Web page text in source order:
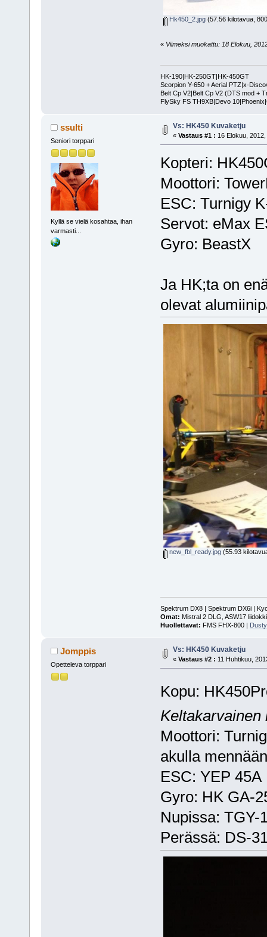
Hk450_2.jpg(57.56 kilotavua,
« Viimeksi muokattu: 18 Elokuu,
HK-190|HK-250GT|HK-450GT
Scorpion Y-650 + Aerial PTZ|x-
Belt Cp V2|Belt Cp V2 (DTS mod +
FlySky FS TH9XB|Devo
ssulti
Seniori torppari
Kyllä se vielä kosahtaa, ihan
varmasti...
Vs: HK450 Kuvaketju
« Vastaus #1 : 16 Elokuu,
Kopteri:
Moottori:
ESC: Turnigy
Servot: eMax
Gyro: BeastX
Ja HK;ta on
olevat
new_fbl_ready.jpg(55.93
Spektrum DX8 | Spektrum DX6i |
Omat: Mistral 2 DLG, ASW17
Huollettavat: FMS FHX-800 |
Jomppis
Opetteleva torppari
Vs: HK450 Kuvaketju
« Vastaus #2 : 11 Huhtikuu,
Kopu:
Keltakarvainen
Moottori:
akulla
ESC: YEP 45A
Gyro: HK GA-
Nupissa: TGY-
Perässä: DS-